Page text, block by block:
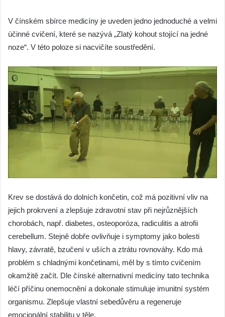
V čínském sbírce medicíny je uveden jedno jednoduché a velmi
účinné cvičení, které se nazývá „Zlatý kohout stojící na jedné
noze“. V této poloze si nacvičíte soustředění.
Krev se dostává do dolních končetin, což má pozitivní vliv na
jejich prokrvení a zlepšuje zdravotní stav při nejrůznějších
chorobách, např. diabetes, osteoporóza, radiculitis a atrofii
cerebellum. Stejně dobře ovlivňuje i symptomy jako bolesti
hlavy, závratě, bzučení v uších a ztrátu rovnováhy. Kdo má
problém s chladnými končetinami, měl by s tímto cvičením
okamžitě začít. Dle čínské alternativní medicíny tato technika
léčí příčinu onemocnění a dokonale stimuluje imunitní systém
organismu. Zlepšuje vlastní sebedůvěru a regeneruje
emocionální stabilitu v těle.